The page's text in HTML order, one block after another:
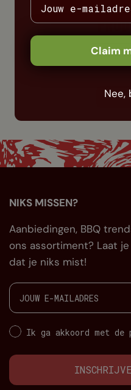
VRAGEN OF
Neem
NIKS MISSEN?
Aanbiedingen, BBQ
ons assortiment? Laat
dat je niks mist!
Ik ga akkoord met
Claim
Nee,